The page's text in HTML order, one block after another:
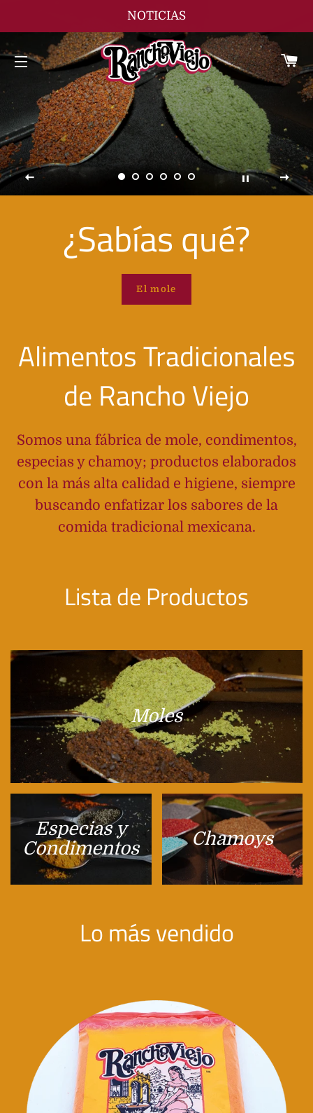
NOTICIAS
Navegación
¿Sabías qué?
El mole
Alimentos Tradicionales
de Rancho Viejo
Somos una fábrica de mole, condimentos,
especias y chamoy; productos elaborados
con la más alta calidad e higiene, siempre
buscando enfatizar los sabores de la
comida tradicional mexicana.
Lista de Productos
Moles
Especias y
Condimentos
Chamoys
Lo más vendido